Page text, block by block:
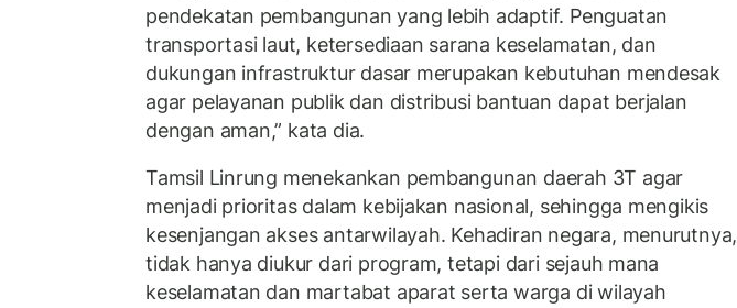
pendekatan pembangunan yang lebih adaptif. Penguatan
transportasi laut, ketersediaan sarana keselamatan, dan
dukungan infrastruktur dasar merupakan kebutuhan mendesak
agar pelayanan publik dan distribusi bantuan dapat berjalan
dengan aman,” kata dia.
Tamsil Linrung menekankan pembangunan daerah 3T agar
menjadi prioritas dalam kebijakan nasional, sehingga mengikis
kesenjangan akses antarwilayah. Kehadiran negara, menurutnya,
tidak hanya diukur dari program, tetapi dari sejauh mana
keselamatan dan martabat aparat serta warga di wilayah